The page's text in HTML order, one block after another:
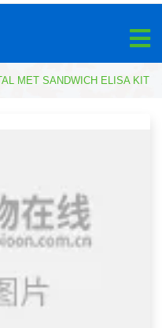
MET SANDWICH ELISA KIT